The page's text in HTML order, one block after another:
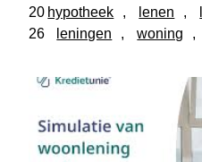
20
26
hypotheek
, lenen ,
leningen
, woning ,